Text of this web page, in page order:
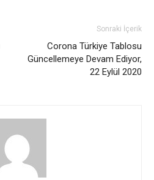
Sonraki İçerik
Corona Türkiye Tablosu
Güncellemeye Devam Ediyor,
22 Eylül 2020